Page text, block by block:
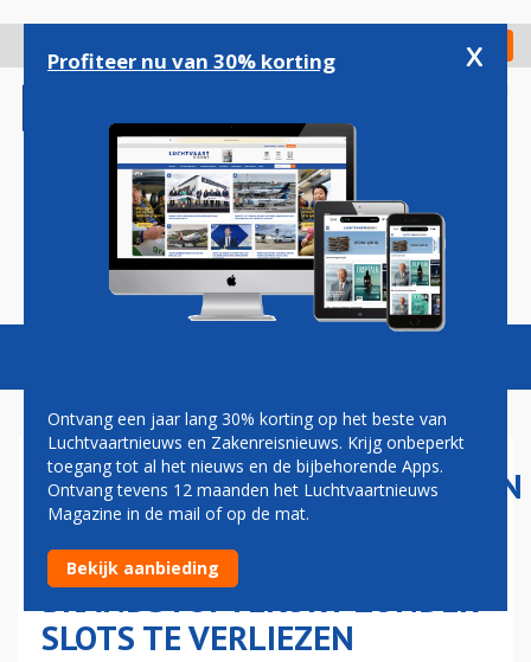
gaan
Check in
Magazine Podcasts Vacatures
LUCHTVAARTMAATSCHAPPIJEN
MOGEN VLUCHTEN
SCHRAPPEN BIJ DREIGEND
BRANDSTOFTEKORT ZONDER
SLOTS TE VERLIEZEN
Profiteer nu van 30% korting x
Ontvang een jaar lang 30% korting op het beste van
Luchtvaartnieuws en Zakenreisnieuws. Krijg onbeperkt
toegang tot al het nieuws en de bijbehorende Apps.
Ontvang tevens 12 maanden het Luchtvaartnieuws
Magazine in de mail of op de mat.
Bekijk aanbieding